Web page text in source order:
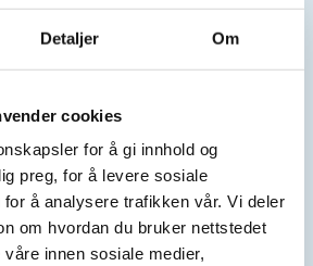
Detaljer Om
cookies
for å gi innhold og
preg, for å levere sosiale
å analysere trafikken vår. Vi deler
om hvordan du bruker nettstedet
innen sosiale medier,
Næringsforening er en
rammevilkår for bedriftene og har
den brukes.
Næringsforening skal videre